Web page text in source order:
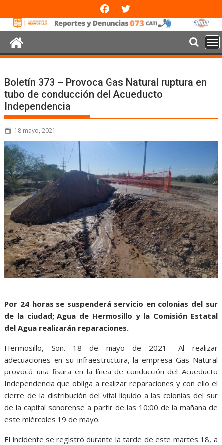
Boletín 373 – Provoca Gas Natural ruptura en
tubo de conducción del Acueducto
Independencia
18 mayo, 2021
Por 24 horas se suspenderá servicio en colonias del sur
de la ciudad; Agua de Hermosillo y la Comisión Estatal
del Agua realizarán reparaciones.
Hermosillo, Son. 18 de mayo de 2021.- Al realizar
adecuaciones en su infraestructura, la empresa Gas Natural
provocó una fisura en la línea de conducción del Acueducto
Independencia que obliga a realizar reparaciones y con ello el
cierre de la distribución del vital líquido a las colonias del sur
de la capital sonorense a partir de las 10:00 de la mañana de
este miércoles 19 de mayo.
El incidente se registró durante la tarde de este martes 18, a